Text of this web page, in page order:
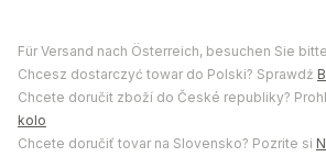
Für Versand nach Österreich, besuchen Sie bitte
Chcesz dostarczyć towar do Polski? Sprawdź
Chcete doručit zboží do České republiky?
kolo
Chcete doručiť tovar na Slovensko? Pozrite si